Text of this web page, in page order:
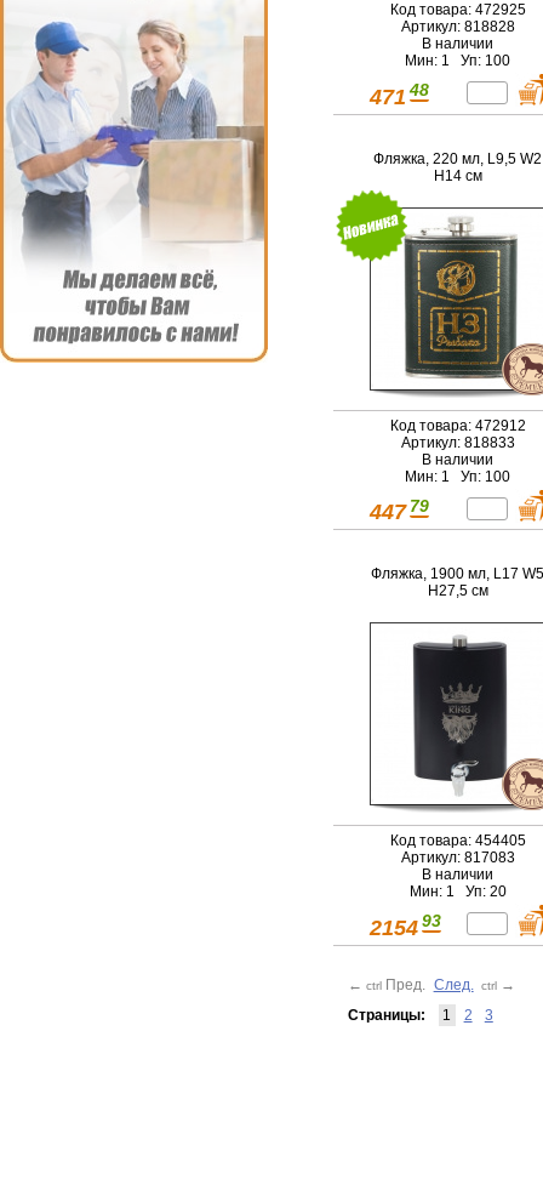
Код товара: 472925
Артикул: 818828
В наличии
Мин: 1 Уп: 100
471 48
Фляжка, 220 мл, L9,5 W2
H14 см
Код товара: 472912
Артикул: 818833
В наличии
Мин: 1 Уп: 100
447 79
Фляжка, 1900 мл, L17 W5
H27,5 см
Код товара: 454405
Артикул: 817083
В наличии
Мин: 1 Уп: 20
2154 93
← ctrl Пред. След. ctrl →
Страницы:
1 2 3